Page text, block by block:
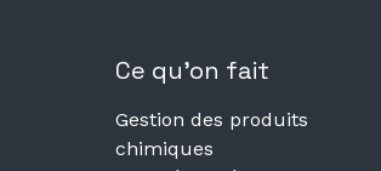
Ce qu’on fait
Gestion des produits
chimiques